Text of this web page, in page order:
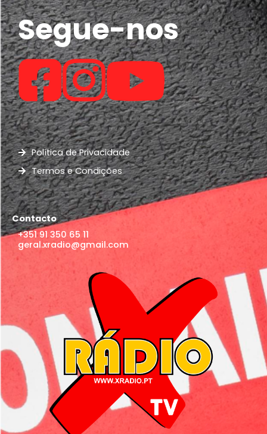
Segue-nos
Política de Privacidade
Termos e Condições
Contacto
+351 91 350 65 11
geral.xradio@gmail.com